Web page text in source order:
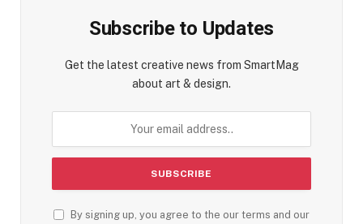
Subscribe to Updates
Get the latest creative news from SmartMag
about art & design.
By signing up, you agree to the our terms and our